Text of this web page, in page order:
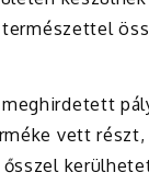
meghirdetett
vett részt,